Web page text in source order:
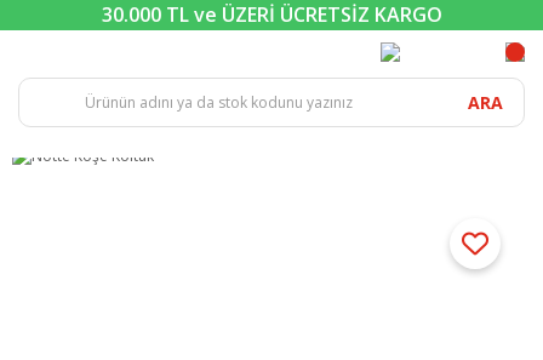
30.000 TL ve ÜZERİ ÜCRETSİZ KARGO
ARA